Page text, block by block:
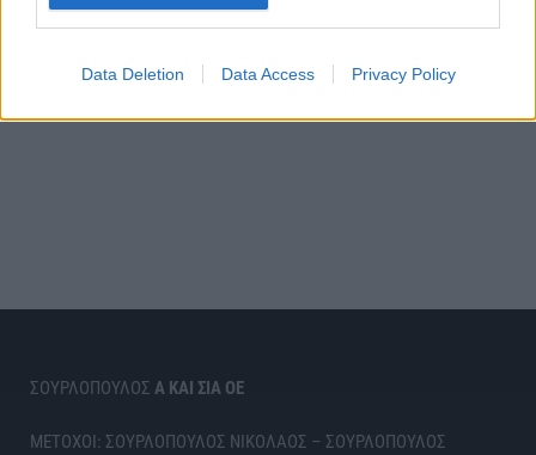
Data Deletion Data Access Privacy Policy
ΣΟΥΡΛΟΠΟΥΛΟΣ Α ΚΑΙ ΣΙΑ ΟΕ
ΜΕΤΟΧΟΙ: ΣΟΥΡΛΟΠΟΥΛΟΣ ΝΙΚΟΛΑΟΣ – ΣΟΥΡΛΟΠΟΥΛΟΣ